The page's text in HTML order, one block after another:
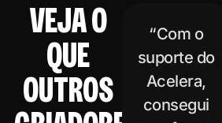
VEJA O
QUE
OUTROS
“Com o
suporte do
Acelera,
consegui